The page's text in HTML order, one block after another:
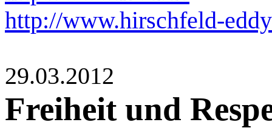
http://www.hirschfeld-
29.03.2012
Freiheit und